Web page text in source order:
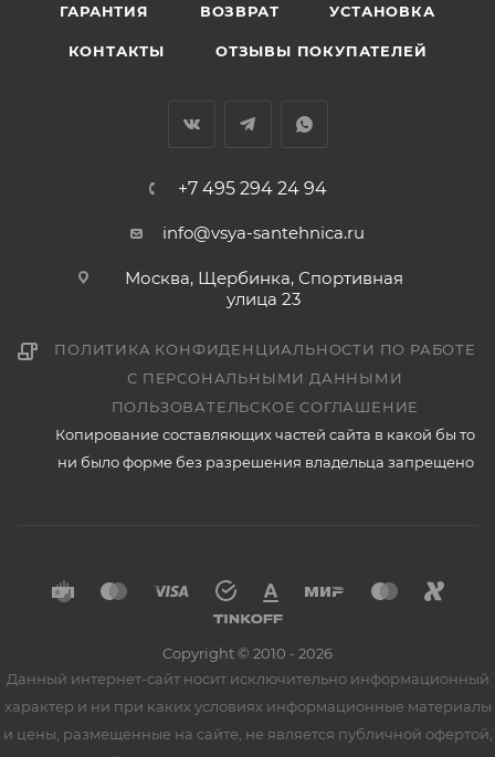
ГАРАНТИЯ ВОЗВРАТ УСТАНОВКА
КОНТАКТЫ ОТЗЫВЫ ПОКУПАТЕЛЕЙ
+7 495 294 24 94
info@vsya-santehnica.ru
Москва, Щербинка, Спортивная
улица 23
ПОЛИТИКА КОНФИДЕНЦИАЛЬНОСТИ ПО РАБОТЕ
С ПЕРСОНАЛЬНЫМИ ДАННЫМИ
ПОЛЬЗОВАТЕЛЬСКОЕ СОГЛАШЕНИЕ
Копирование составляющих частей сайта в какой бы то
ни было форме без разрешения владельца запрещено
Copyright © 2010 - 2026
Данный интернет-сайт носит исключительно информационный
характер и ни при каких условиях информационные материалы
и цены, размещенные на сайте, не является публичной офертой,